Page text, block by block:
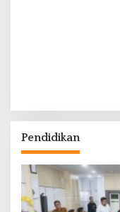
Pendidikan